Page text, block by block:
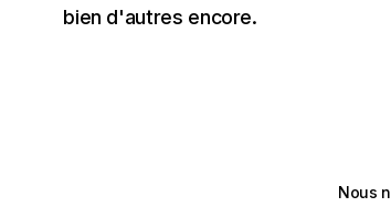
bien d'autres encore.
Nous